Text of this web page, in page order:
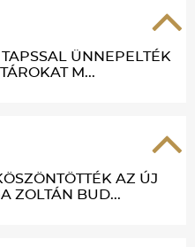
ÜNNEPELTÉK
M...
AZ ÚJ
ZOLTÁN BUD...